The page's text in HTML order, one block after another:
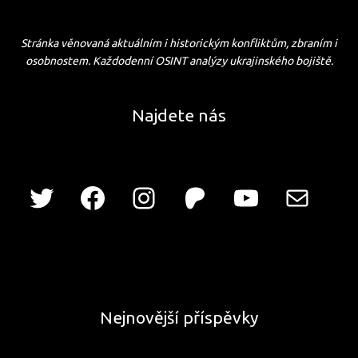
Stránka věnovaná aktuálním i historickým konfliktům, zbraním i
osobnostem. Každodenní OSINT analýzy ukrajinského bojiště.
Najdete nás
Nejnovější příspěvky